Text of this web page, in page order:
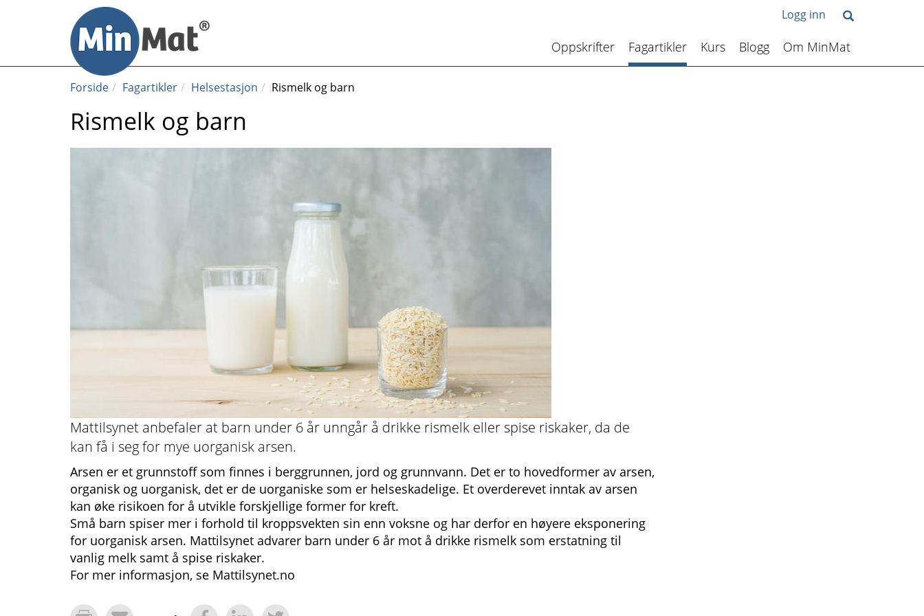
Logg inn
Oppskrifter Fagartikler Kurs Blogg Om MinMat
Forside Fagartikler Helsestasjon Rismelk og barn
Rismelk og barn
Mattilsynet anbefaler at barn under 6 år unngår å drikke rismelk eller spise riskaker, da de
kan få i seg for mye uorganisk arsen.
Arsen er et grunnstoff som finnes i berggrunnen, jord og grunnvann. Det er to hovedformer av arsen,
organisk og uorganisk, det er de uorganiske som er helseskadelige. Et overderevet inntak av arsen
kan øke risikoen for å utvikle forskjellige former for kreft.
Små barn spiser mer i forhold til kroppsvekten sin enn voksne og har derfor en høyere eksponering
for uorganisk arsen. Mattilsynet advarer barn under 6 år mot å drikke rismelk som erstatning til
vanlig melk samt å spise riskaker.
For mer informasjon, se Mattilsynet.no